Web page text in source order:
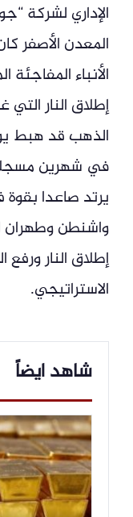
الإداري لشركة
المعدن الأصفر
الأنباء
إطلاق النار
الذهب قد هبط
يرتد صاعدا
واشنطن
إطلاق النار
الاستراتيجي.
شاهد ايضاً